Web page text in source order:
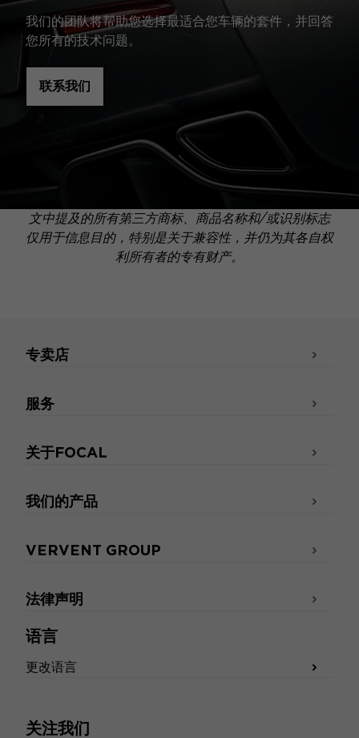
我们的团队将帮助您选择最适合您车辆的套件，并回答
您所有的技术问题。
联系我们
文中提及的所有第三方商标、商品名称和/或识别标志
仅用于信息目的，特别是关于兼容性，并仍为其各自权
利所有者的专有财产。
语言
更改语言
关注我们
专卖店
服务
关于FOCAL
我们的产品
VERVENT GROUP
法律声明